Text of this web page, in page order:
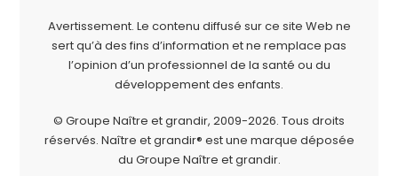
Avertissement. Le contenu diffusé sur ce site Web ne
sert qu’à des fins d’information et ne remplace pas
l’opinion d’un professionnel de la santé ou du
développement des enfants.
© Groupe Naître et grandir, 2009-2026. Tous droits
réservés. Naître et grandir® est une marque déposée
du Groupe Naître et grandir.